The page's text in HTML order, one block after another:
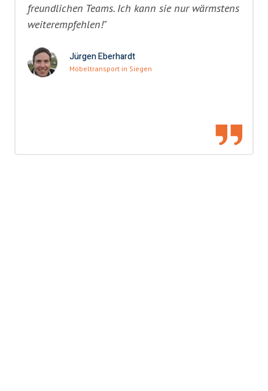
freundlichen Teams. Ich kann sie nur wärmstens
weiterempfehlen!"
Jürgen Eberhardt
Möbeltransport in Siegen